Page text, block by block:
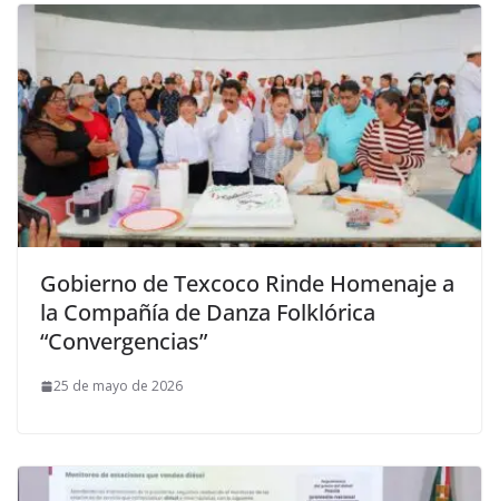
Gobierno de Texcoco Rinde Homenaje a
la Compañía de Danza Folklórica
“Convergencias”
25 de mayo de 2026